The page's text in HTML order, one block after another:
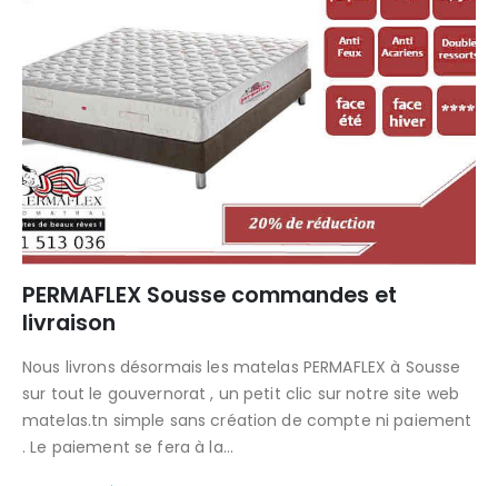
PERMAFLEX Sousse commandes et
livraison
Nous livrons désormais les matelas PERMAFLEX à Sousse
sur tout le gouvernorat , un petit clic sur notre site web
matelas.tn simple sans création de compte ni paiement
. Le paiement se fera à la...